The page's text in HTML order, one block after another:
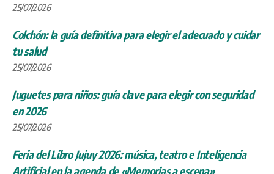
25/07/2026
Colchón: la guía definitiva para elegir el adecuado y cuidar
tu salud
25/07/2026
Juguetes para niños: guía clave para elegir con seguridad
en 2026
25/07/2026
Feria del Libro Jujuy 2026: música, teatro e Inteligencia
Artificial en la agenda de «Memorias a escena»